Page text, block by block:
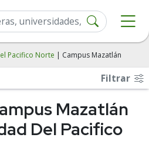
Pacifico Norte | Campus Mazatlán
Filtrar
Mazatlán
Del Pacifico